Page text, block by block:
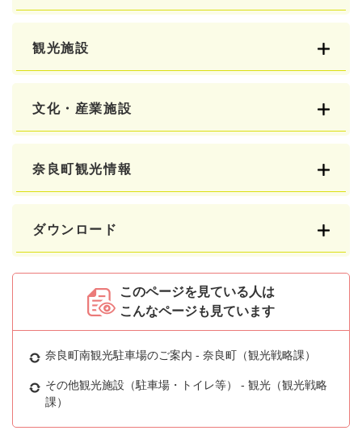
観光施設
文化・産業施設
奈良町観光情報
ダウンロード
このページを見ている人は
こんなページも見ています
奈良町南観光駐車場のご案内 - 奈良町（観光戦略課）
その他観光施設（駐車場・トイレ等） - 観光（観光戦略
課）